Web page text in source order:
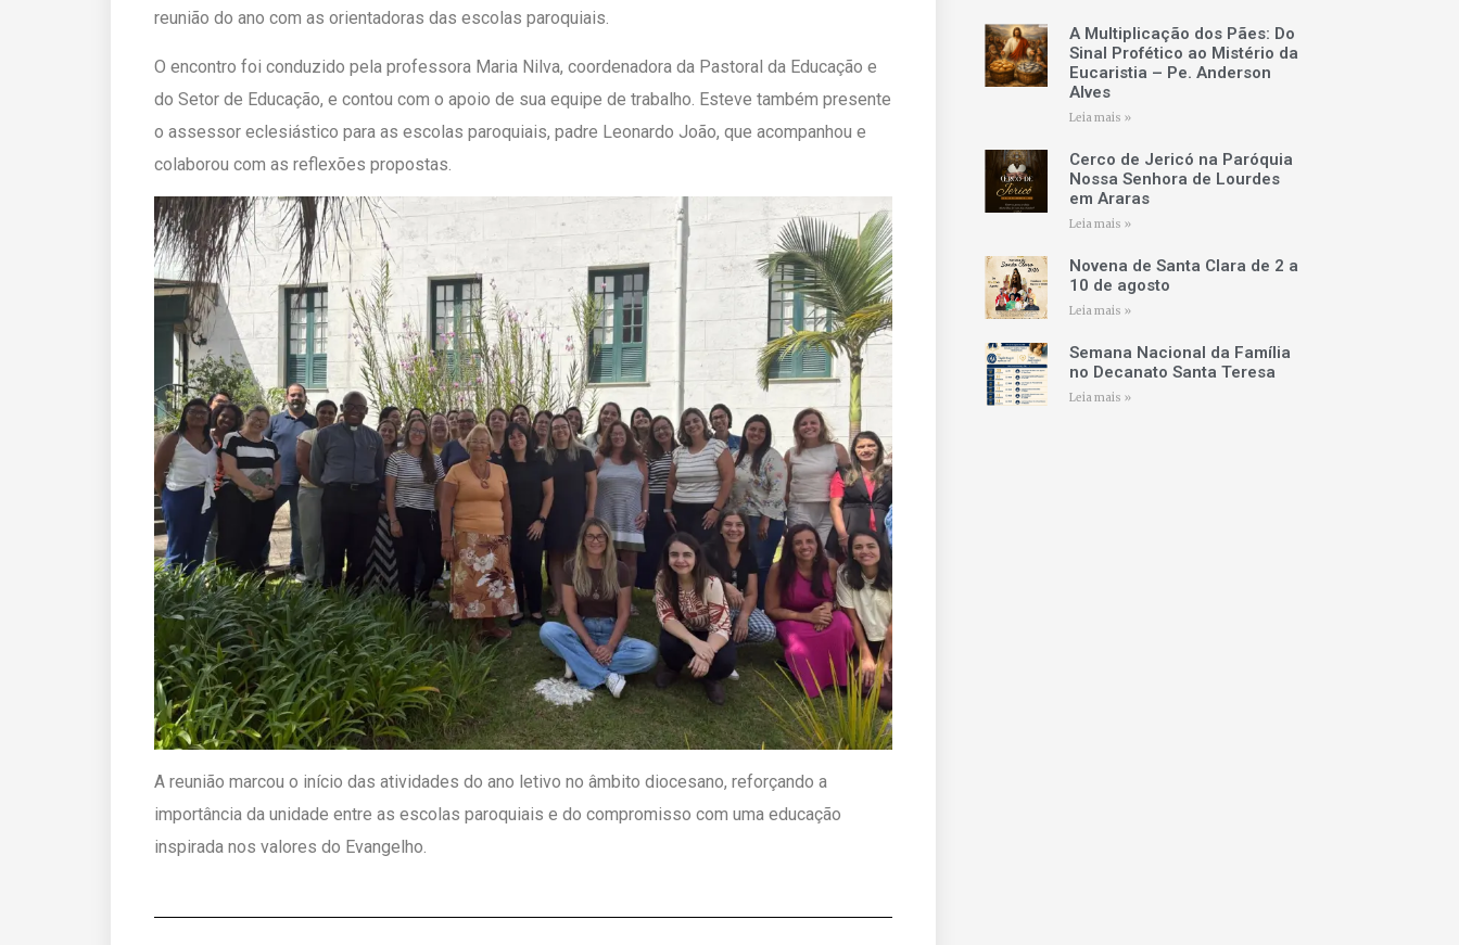
reunião do ano com as orientadoras das escolas paroquiais.
O encontro foi conduzido pela professora Maria Nilva, coordenadora da Pastoral da Educação e
do Setor de Educação, e contou com o apoio de sua equipe de trabalho. Esteve também presente
o assessor eclesiástico para as escolas paroquiais, padre Leonardo João, que acompanhou e
colaborou com as reflexões propostas.
A reunião marcou o início das atividades do ano letivo no âmbito diocesano, reforçando a
importância da unidade entre as escolas paroquiais e do compromisso com uma educação
inspirada nos valores do Evangelho.
A Multiplicação dos Pães: Do
Sinal Profético ao Mistério da
Eucaristia – Pe. Anderson
Alves
Leia mais »
Cerco de Jericó na Paróquia
Nossa Senhora de Lourdes
em Araras
Leia mais »
Novena de Santa Clara de 2 a
10 de agosto
Leia mais »
Semana Nacional da Família
no Decanato Santa Teresa
Leia mais »